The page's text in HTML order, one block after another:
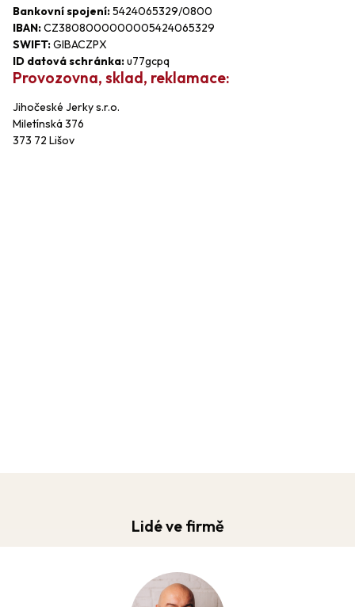
Bankovní spojení:5424065329/0800
IBAN:CZ3808000000005424065329
SWIFT:GIBACZPX
ID datová schránka:u77gcpq
Provozovna, sklad, reklamace:
Jihočeské Jerky s.r.o.
Miletínská 376
373 72 Lišov
Lidé ve firmě